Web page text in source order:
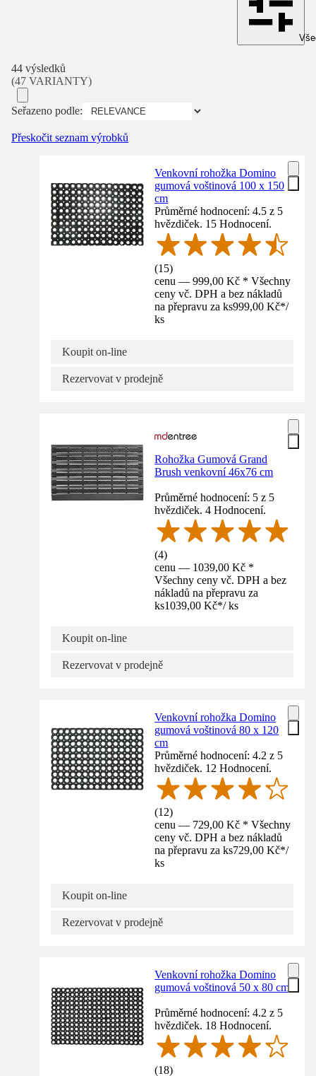
44 výsledků
(47 VARIANTY)
Seřazeno podle:
Přeskočit seznam výrobků
Venkovní rohožka Domino
gumová voštinová 100 x 150
cm
Průměrné hodnocení: 4.5 z 5
hvězdiček. 15 Hodnocení.
(15)
cenu — 999,00 Kč * Všechny
ceny vč. DPH a bez nákladů
na přepravu za ks999,00 Kč*/
ks
Koupit on-line
Rezervovat v prodejně
Rohožka Gumová Grand
Brush venkovní 46x76 cm
Průměrné hodnocení: 5 z 5
hvězdiček. 4 Hodnocení.
(4)
cenu — 1039,00 Kč *
Všechny ceny vč. DPH a bez
nákladů na přepravu za
ks1039,00 Kč*/ ks
Koupit on-line
Rezervovat v prodejně
Venkovní rohožka Domino
gumová voštinová 80 x 120
cm
Průměrné hodnocení: 4.2 z 5
hvězdiček. 12 Hodnocení.
(12)
cenu — 729,00 Kč * Všechny
ceny vč. DPH a bez nákladů
na přepravu za ks729,00 Kč*/
ks
Koupit on-line
Rezervovat v prodejně
Venkovní rohožka Domino
gumová voštinová 50 x 80 cm
Průměrné hodnocení: 4.2 z 5
hvězdiček. 18 Hodnocení.
(18)